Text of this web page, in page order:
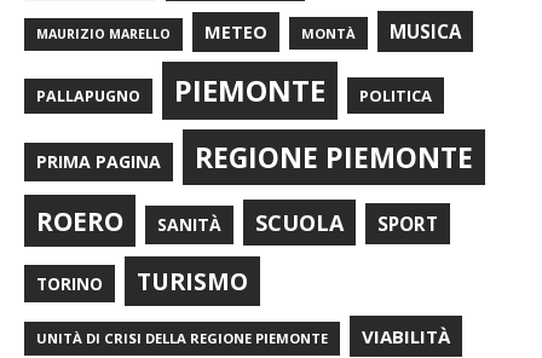
MAURIZIO MARELLO METEO MONTÀ MUSICA
PALLAPUGNO PIEMONTE POLITICA
PRIMA PAGINA REGIONE PIEMONTE
ROERO SANITÀ SCUOLA SPORT
TORINO TURISMO
UNITÀ DI CRISI DELLA REGIONE PIEMONTE VIABILITÀ